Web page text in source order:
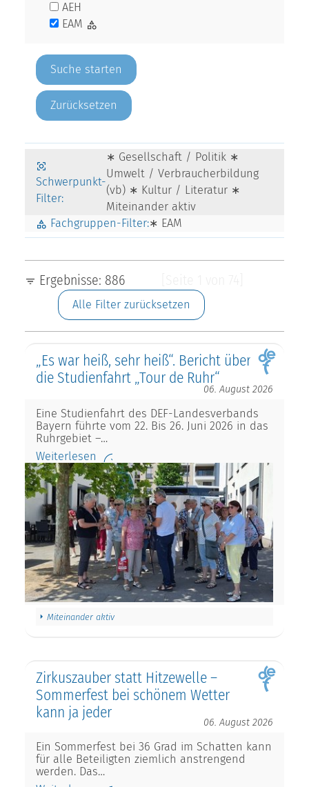
AEH
EAM
Zurücksetzen
Schwerpunkt-
Filter:
∗ Gesellschaft / Politik ∗
Umwelt / Verbraucherbildung
(vb) ∗ Kultur / Literatur ∗
Miteinander aktiv
Fachgruppen-Filter:∗ EAM
Ergebnisse: 886
Alle Filter zurücksetzen
„Es war heiß, sehr heiß“. Bericht über
die Studienfahrt „Tour de Ruhr“
06. August 2026
Eine Studienfahrt des DEF-Landesverbands
Bayern führte vom 22. Bis 26. Juni 2026 in das
Ruhrgebiet –…
Weiterlesen
Miteinander aktiv
Zirkuszauber statt Hitzewelle –
Sommerfest bei schönem Wetter
kann ja jeder
06. August 2026
Ein Sommerfest bei 36 Grad im Schatten kann
für alle Beteiligten ziemlich anstrengend
werden. Das…